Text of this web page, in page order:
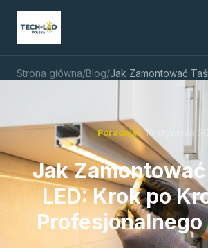
Strona główna/Blog/
Poradnik 10 stycznia
Jak
LED: Krok po